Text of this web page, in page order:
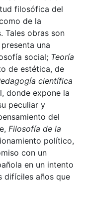
filosófica del
de la
Tales obras son
una
social; Teoría
de estética, de
científica
donde expone la
peculiar y
del
Filosofía de la
político,
con un
en un intento
difíciles años que